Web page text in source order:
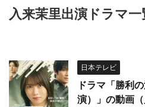
入来茉里出演ドラマ一
日本テレビ
ドラマ「勝利
演）」の動画